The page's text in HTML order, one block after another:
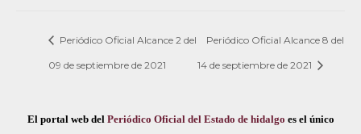
Periódico Oficial Alcance 2 del
09 de septiembre de 2021
Periódico Oficial Alcance 8 del
14 de septiembre de 2021
El portal web del Periódico Oficial del Estado de hidalgo es el único